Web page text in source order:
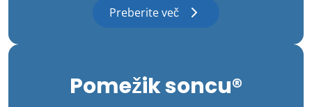
Preberite več
Pomežik soncu®